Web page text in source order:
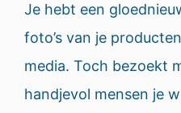
Je hebt een
foto’s van je
media. Toch bezoekt
handjevol mensen je